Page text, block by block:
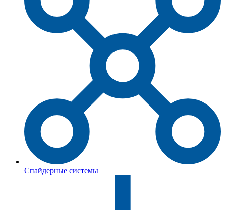
Спайдерные системы